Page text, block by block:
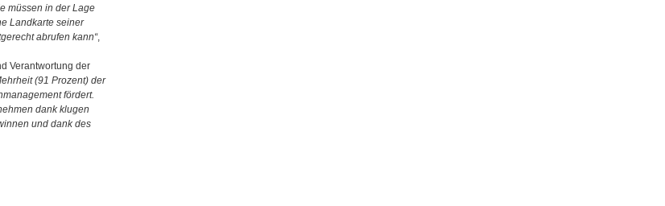
müssen in der Lage
Landkarte seiner
abrufen kann“,
Verantwortung der
(91 Prozent) der
fördert.
dank klugen
und dank des